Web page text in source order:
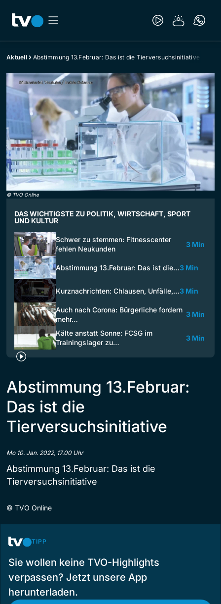
Aktuell Abstimmung 13.Februar: Das ist die Tierversuchsinitiative
© TVO Online
DAS WICHTIGSTE ZU POLITIK, WIRTSCHAFT, SPORT
UND KULTUR
Schwer zu stemmen: Fitnesscenter
fehlen Neukunden
3 Min
Abstimmung 13.Februar: Das ist die…3 Min
Kurznachrichten: Chlausen, Unfälle,…3 Min
Auch nach Corona: Bürgerliche fordern
mehr…
3 Min
Kälte anstatt Sonne: FCSG im
Trainingslager zu…
3 Min
Abstimmung 13.Februar:
Das ist die
Tierversuchsinitiative
Mo 10. Jan. 2022, 17.00 Uhr
Abstimmung 13.Februar: Das ist die
Tierversuchsinitiative
© TVO Online
TIPP
Sie wollen keine TVO-Highlights
verpassen? Jetzt unsere App
herunterladen.